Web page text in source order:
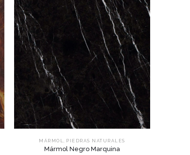
MÁRMOL, PIEDRAS NATURALES
Mármol Negro Marquina